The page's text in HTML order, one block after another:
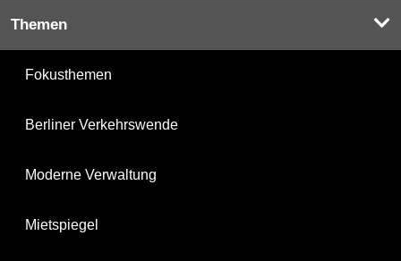
Themen
Fokusthemen
Berliner Verkehrswende
Moderne Verwaltung
Mietspiegel